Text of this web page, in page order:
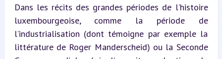
Dans les récits des grandes périodes de l’histoire
luxembourgeoise, comme la période de
l’industrialisation (dont témoigne par exemple la
littérature de Roger Manderscheid) ou la Seconde